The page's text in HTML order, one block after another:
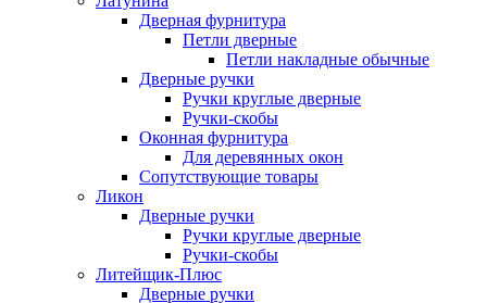
Дверная фурнитура
Петли дверные
Петли накладные обычные
Дверные ручки
Ручки круглые дверные
Ручки-скобы
Оконная фурнитура
Для деревянных окон
Сопутствующие товары
Ликон
Дверные ручки
Ручки круглые дверные
Ручки-скобы
Литейщик-Плюс
Дверные ручки